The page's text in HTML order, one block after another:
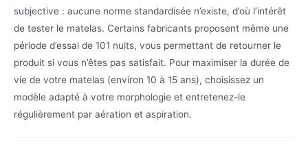
subjective : aucune norme standardisée n’existe, d’où l’intérêt
de tester le matelas. Certains fabricants proposent même une
période d’essai de 101 nuits, vous permettant de retourner le
produit si vous n’êtes pas satisfait. Pour maximiser la durée de
vie de votre matelas (environ 10 à 15 ans), choisissez un
modèle adapté à votre morphologie et entretenez-le
régulièrement par aération et aspiration.